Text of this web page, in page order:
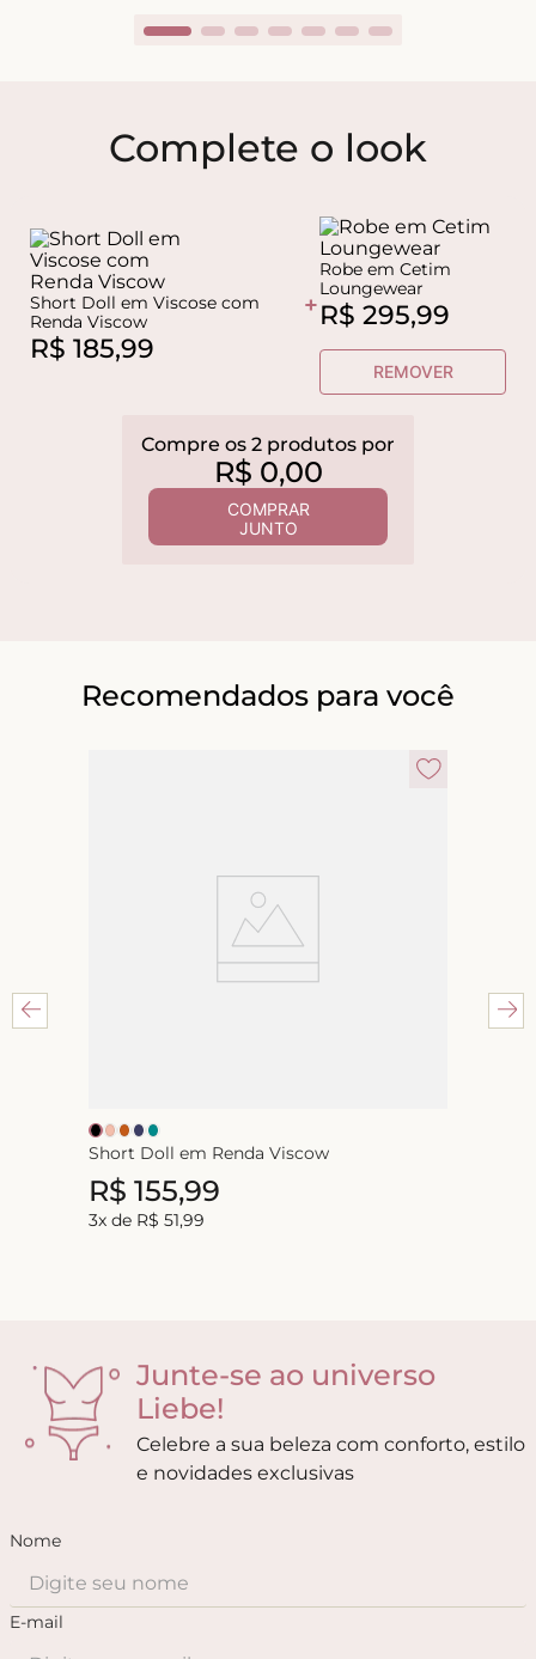
Complete o look
Short Doll em Viscose com
Renda Viscow
R$ 185,99
+
Robe em Cetim
Loungewear
R$ 295,99
REMOVER
Compre os 2 produtos por
R$ 0,00
COMPRAR
JUNTO
Recomendados para você
Short Doll em Renda Viscow
R$ 155,99
3x de R$ 51,99
Junte-se ao universo
Liebe!
Celebre a sua beleza com conforto, estilo
e novidades exclusivas
Nome
E-mail